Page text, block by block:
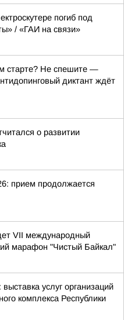
погиб под
/ «ГАИ на связи»
старте? Не спешите —
диктант ждёт
о развитии
прием продолжается
VII международный
марафон "Чистый Байкал"
услуг организаций
комплекса Республики